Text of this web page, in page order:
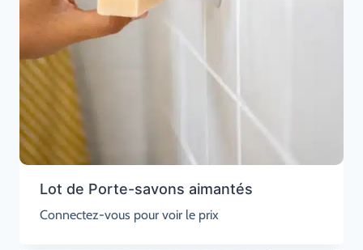
Lot de Porte-savons aimantés
Connectez-vous pour voir le prix